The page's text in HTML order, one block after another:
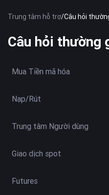
Trung tâm hỗ trợ/Câu hỏi
Câu hỏi thường
Mua Tiền mã hóa
Nạp/Rút
Trung tâm Người dùng
Giao dịch spot
Futures